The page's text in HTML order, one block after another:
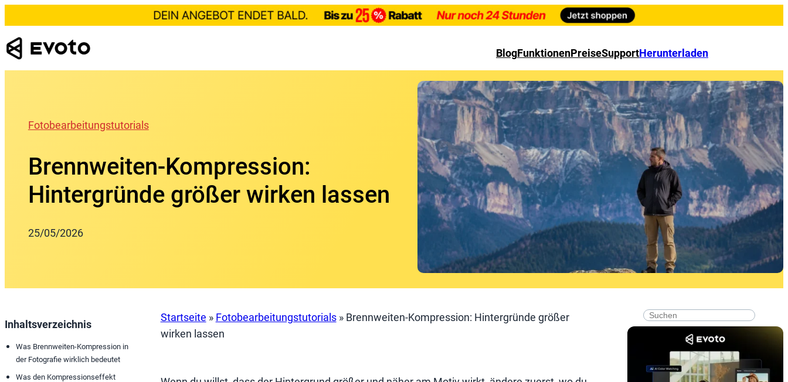
to
content
BlogFunktionenPreiseSupportHerunterladen
Fotobearbeitungstutorials
Brennweiten-Kompression:
Hintergründe größer wirken lassen
25/05/2026
Inhaltsverzeichnis
Was Brennweiten-Kompression in
der Fotografie wirklich bedeutet
Was den Kompressionseffekt
Startseite » Fotobearbeitungstutorials» Brennweiten-Kompression: Hintergründe größer
wirken lassen
搜